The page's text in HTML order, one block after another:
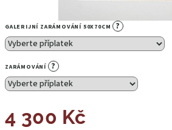
GALERIJNÍ ZARÁMOVÁNÍ 50X70CM ?
ZARÁMOVÁNÍ ?
4 300 Kč